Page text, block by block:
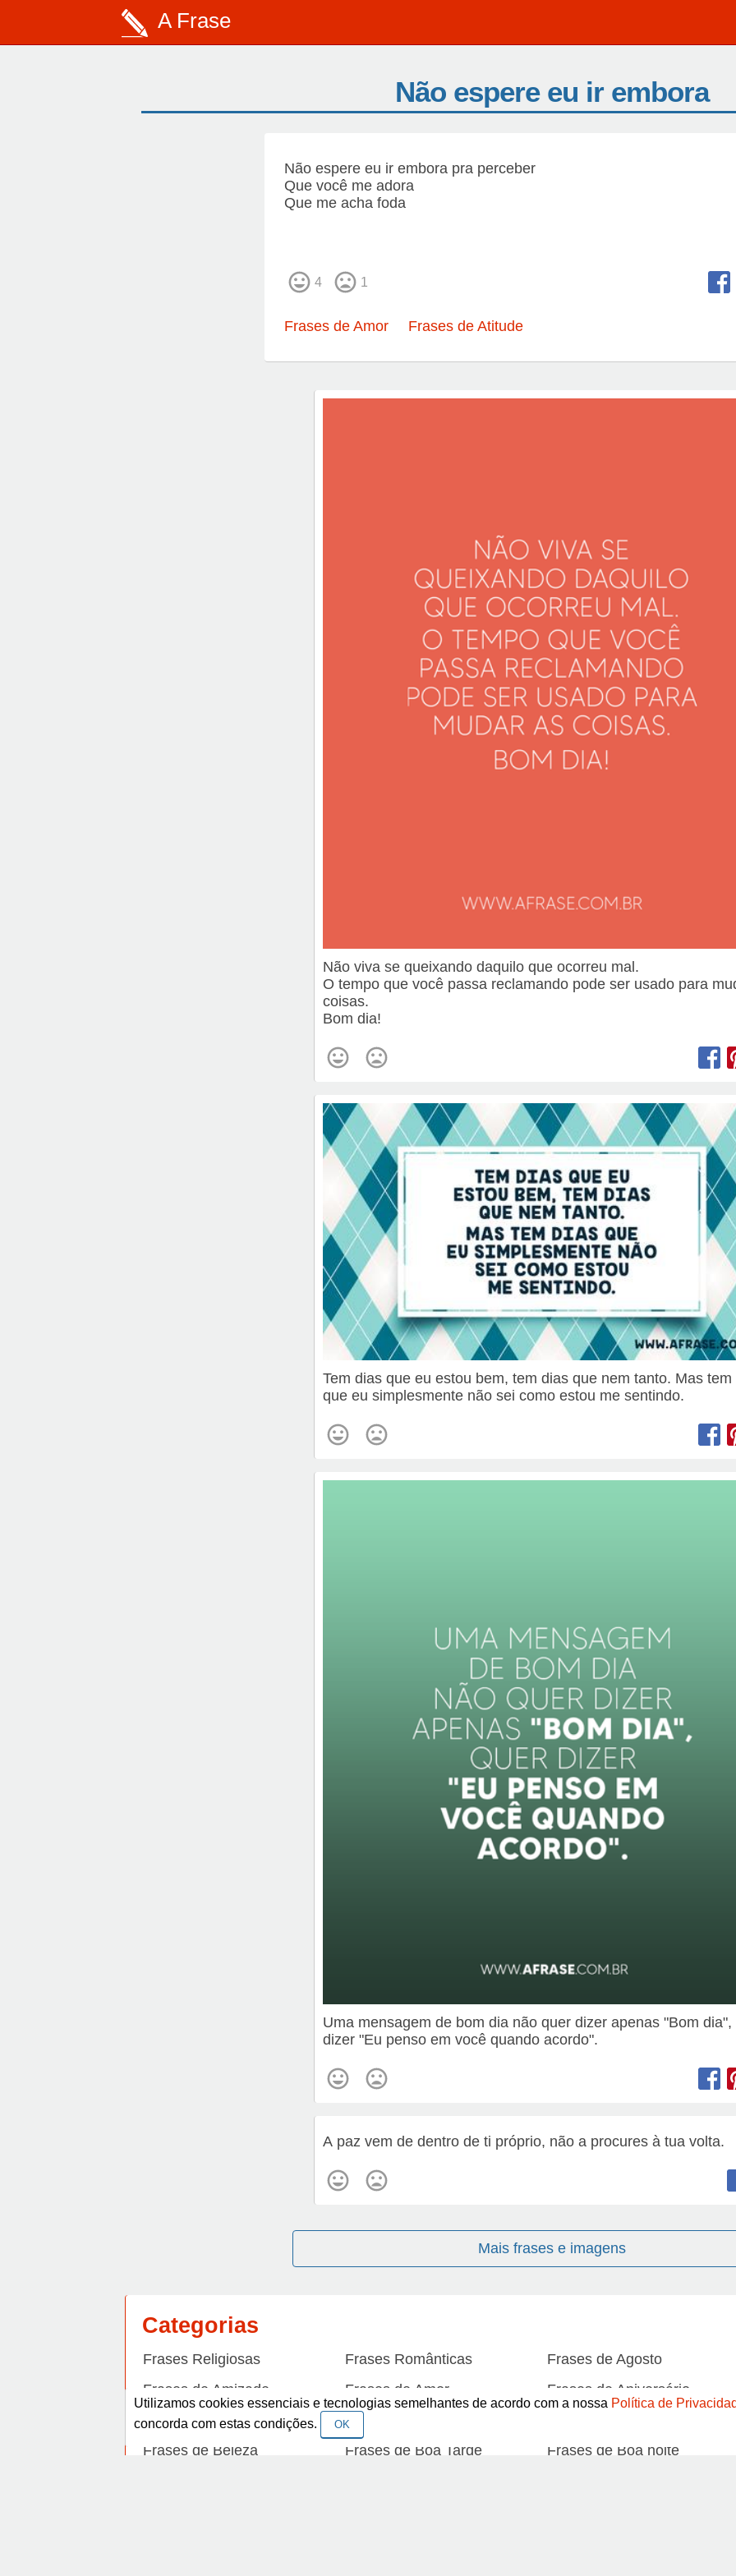
A Frase
Não espere eu ir embora
Não espere eu ir embora pra perceber
Que você me adora
Que me acha foda
4 1
Frases de Amor Frases de Atitude
Não viva se queixando daquilo que ocorreu mal.
O tempo que você passa reclamando pode ser usado para
coisas.
Bom dia!
Tem dias que eu estou bem, tem dias que nem tanto. Mas tem
que eu simplesmente não sei como estou me sentindo.
Uma mensagem de bom dia não quer dizer apenas "Bom dia",
dizer "Eu penso em você quando acordo".
A paz vem de dentro de ti próprio, não a procures à tua volta.
Mais frases e imagens
Categorias
Frases Religiosas Frases Românticas
Frases de Agosto
Frases de Amizade
Frases de Amor
Frases de Aniversário
Frases de Arrependimento
Frases de Atitude
Frases de Beleza
Frases de Boa Tarde
Frases de Boa noite
Utilizamos cookies essenciais e tecnologias semelhantes de acordo com a nossa Política de
concorda com estas condições.
OK